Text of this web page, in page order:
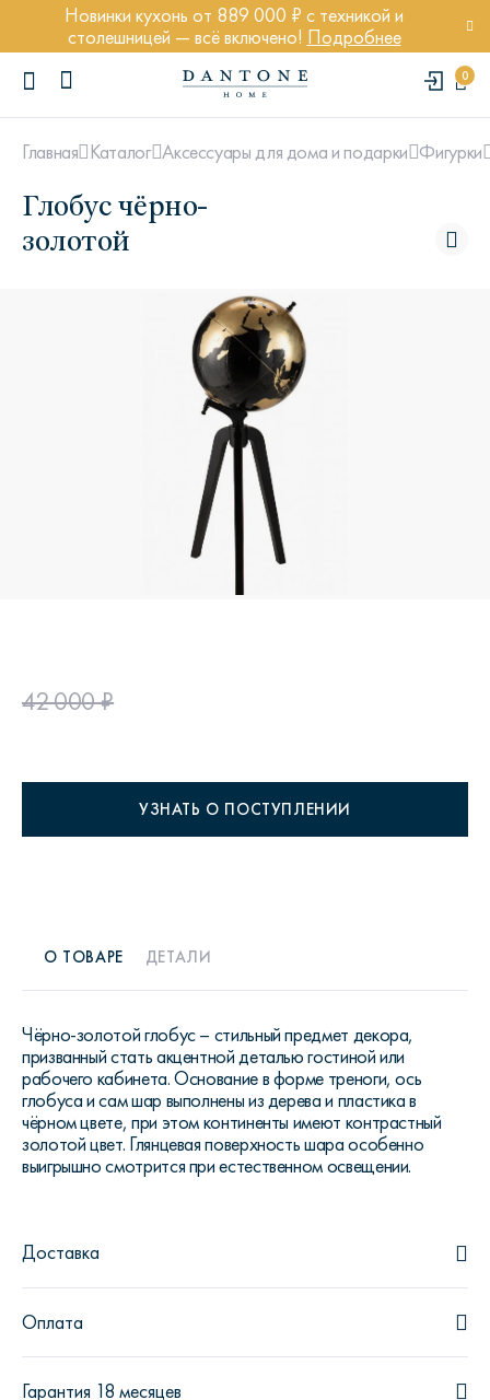
Новинки кухонь от 889 000 ₽ с техникой и
столешницей — всё включено! Подробнее
0
Главная Каталог Аксессуары для дома и подарки Фигурки
Глобус чёрно-
золотой
42 000 ₽
УЗНАТЬ О ПОСТУПЛЕНИИ
О ТОВАРЕ ДЕТАЛИ
Чёрно-золотой глобус – стильный предмет декора,
призванный стать акцентной деталью гостиной или
рабочего кабинета. Основание в форме треноги, ось
глобуса и сам шар выполнены из дерева и пластика в
чёрном цвете, при этом континенты имеют контрастный
золотой цвет. Глянцевая поверхность шара особенно
выигрышно смотрится при естественном освещении.
Доставка
Оплата
Гарантия 18 месяцев